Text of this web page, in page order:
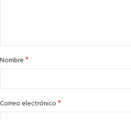
Nombre*
Correo electrónico*